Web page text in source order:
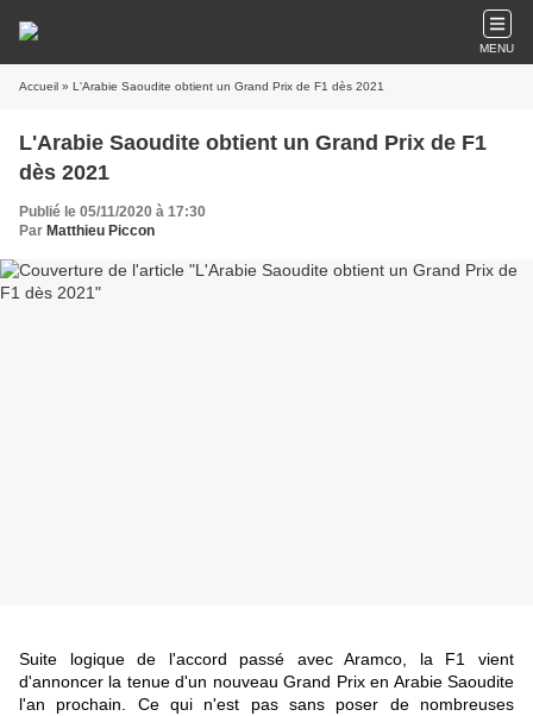
MENU
Accueil » L'Arabie Saoudite obtient un Grand Prix de F1 dès 2021
L'Arabie Saoudite obtient un Grand Prix de F1
dès 2021
Publié le 05/11/2020 à 17:30
Par Matthieu Piccon
Suite logique de l'accord passé avec Aramco, la F1 vient
d'annoncer la tenue d'un nouveau Grand Prix en Arabie Saoudite
l'an prochain. Ce qui n'est pas sans poser de nombreuses